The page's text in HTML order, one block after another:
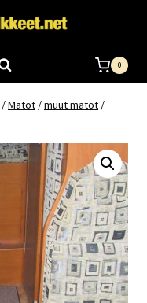
0
/Matot /muut matot /